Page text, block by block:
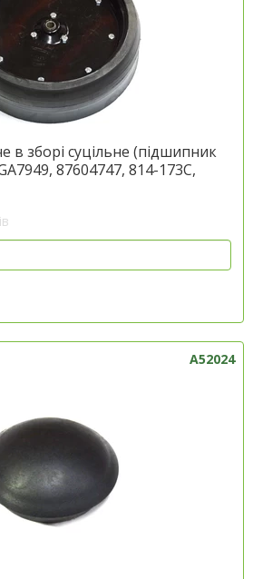
в зборі суцільне (підшипник
87604747, 814-173C,
техніки Джон Дір, артикул
A52024